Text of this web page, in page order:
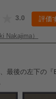
3.0 評価
Nakajima）
最後の左下の『